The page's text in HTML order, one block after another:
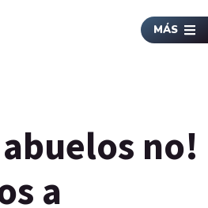
MÁS
abuelos no!
a